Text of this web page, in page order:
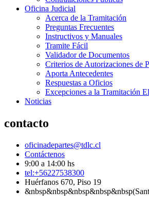
Oficina Judicial
Acerca de la Tramitación
Preguntas Frecuentes
Instructivos y Manuales
Tramite Fácil
Validador de Documentos
Criterios de Autorizaciones de
Aporta Antecedentes
Respuestas a Oficios
Excepciones a la Tramitación
Noticias
contacto
oficinadepartes@tdlc.cl
Contáctenos
9:00 a 14:00 hs
tel:+56227538300
Huérfanos 670, Piso 19